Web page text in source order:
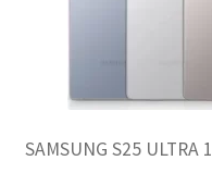
SAMSUNG S25